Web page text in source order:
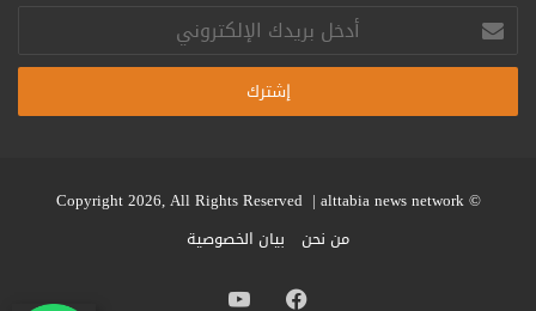
أدخل
بريدك
الإلكتروني
© Copyright 2026, All Rights Reserved |
alttabia news network
من نحن
بيان الخصوصية
فيسبوك